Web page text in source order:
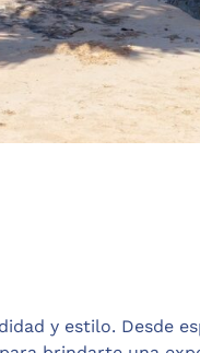
y estilo. Desde